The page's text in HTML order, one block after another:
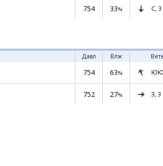
754 33% С, 3
Давл Влж
754 63%
752 27% З, 3